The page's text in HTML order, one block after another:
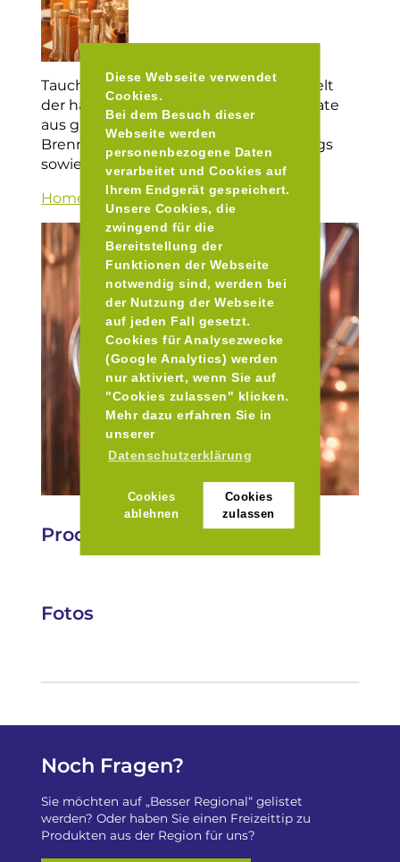
Diese Webseite verwendet
Cookies.
Bei dem Besuch dieser
Webseite werden
personenbezogene Daten
verarbeitet und Cookies auf
Ihrem Endgerät gespeichert.
Unsere Cookies, die
zwingend für die
Bereitstellung der
Funktionen der Webseite
notwendig sind, werden bei
der Nutzung der Webseite
auf jeden Fall gesetzt.
Cookies für Analysezwecke
(Google Analytics) werden
nur aktiviert, wenn Sie auf
"Cookies zulassen" klicken.
Mehr dazu erfahren Sie in
unserer
Datenschutzerklärung
Cookies
ablehnen
Cookies
zulassen
Tauchen Sie ein in die faszinierende Welt
der handwerklich hergestellten Destillate
aus ganz Bayern. In verschiedenen
Brennereien werden Edelbrand-Tastings
sowie weitere Events angeboten.
Homepage
Produkte
Fotos
Noch Fragen?
Sie möchten auf „Besser Regional“ gelistet
werden? Oder haben Sie einen Freizeittip zu
Produkten aus der Region für uns?